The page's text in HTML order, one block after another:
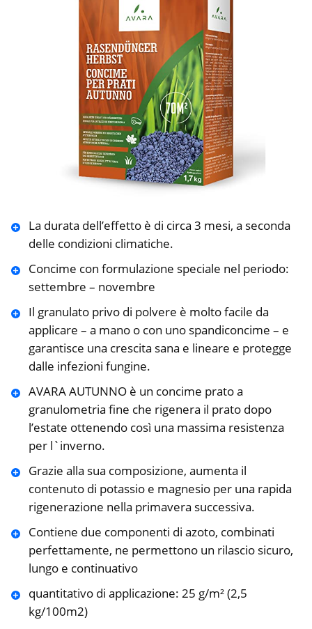
La durata dell’effetto è di circa 3 mesi, a seconda
delle condizioni climatiche.
Concime con formulazione speciale nel periodo:
settembre – novembre
Il granulato privo di polvere è molto facile da
applicare – a mano o con uno spandiconcime – e
garantisce una crescita sana e lineare e protegge
dalle infezioni fungine.
AVARA AUTUNNO è un concime prato a
granulometria fine che rigenera il prato dopo
l’estate ottenendo così una massima resistenza
per l`inverno.
Grazie alla sua composizione, aumenta il
contenuto di potassio e magnesio per una rapida
rigenerazione nella primavera successiva.
Contiene due componenti di azoto, combinati
perfettamente, ne permettono un rilascio sicuro,
lungo e continuativo
quantitativo di applicazione: 25 g/m² (2,5
kg/100m2)